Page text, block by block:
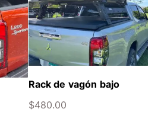
Rack de vagón bajo
$480.00